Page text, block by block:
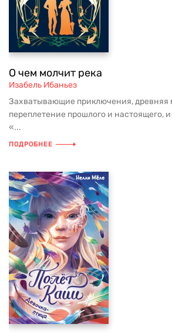
О чем молчит река
Изабель Ибаньез
Захватывающие приключения, древняя
переплетение прошлого и настоящего,
«...
ПОДРОБНЕЕ